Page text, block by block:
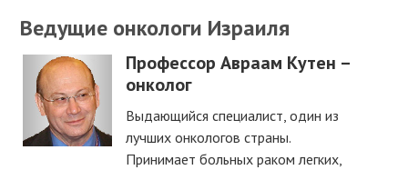
Ведущие онкологи Израиля
Профессор Авраам Кутен –
онколог
Выдающийся специалист, один из
лучших онкологов страны.
Принимает больных раком легких,